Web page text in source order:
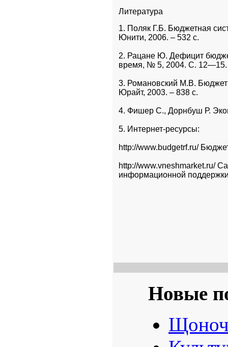
Литература
1. Поляк Г.Б. Бюджетная
Юнити, 2006. – 532 с.
2. Рацане Ю. Дефицит
время, № 5, 2004. С. 12—15.
3. Романовский М.В.
Юрайт, 2003. – 838 с.
4. Фишер С., Дорнбуш Р.
5. Интернет-ресурсы:
http://www.budgetrf.ru/
http://www.vneshmarket.ru/
информационной
Новые